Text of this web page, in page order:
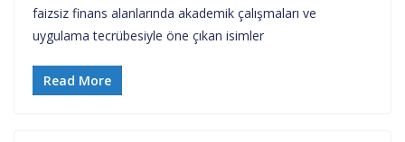
faizsiz finans alanlarında akademik çalışmaları ve
uygulama tecrübesiyle öne çıkan isimler
Read More